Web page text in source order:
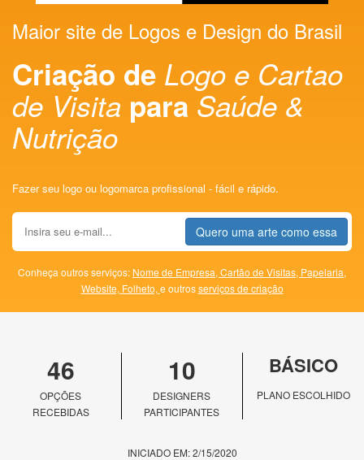
Maior site de Logos e Design do Brasil
Criação de Logo e Cartao
de Visita para Saúde &
Nutrição
Fazer seu logo ou logomarca profissional - fácil e rápido.
Quero uma arte como essa
Conheça outros serviços: Nome de Empresa, Cartão de Visitas, Papelaria,
Website, Folheto, e outrosserviços de criação
46
OPÇÕES
RECEBIDAS
10
DESIGNERS
PARTICIPANTES
BÁSICO
PLANO ESCOLHIDO
INICIADO EM: 2/15/2020